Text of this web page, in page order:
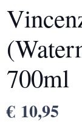
700ml
€ 10,95